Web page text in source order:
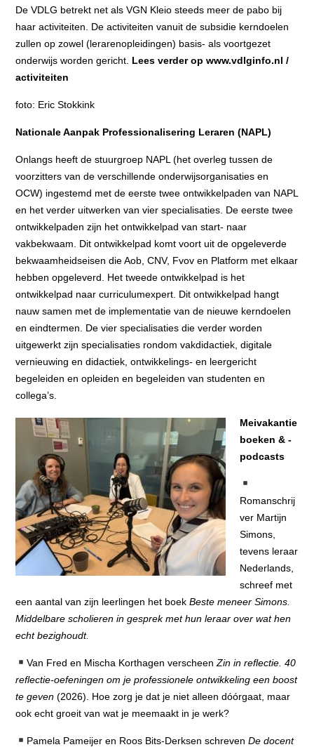
De VDLG betrekt net als VGN Kleio steeds meer de pabo bij
haar activiteiten. De activiteiten vanuit de subsidie kerndoelen
zullen op zowel (lerarenopleidingen) basis- als voortgezet
onderwijs worden gericht. Lees verder op www.vdlginfo.nl /
activiteiten
foto: Eric Stokkink
Nationale Aanpak Professionalisering Leraren (NAPL)
Onlangs heeft de stuurgroep NAPL (het overleg tussen de
voorzitters van de verschillende onderwijsorganisaties en
OCW) ingestemd met de eerste twee ontwikkelpaden van NAPL
en het verder uitwerken van vier specialisaties. De eerste twee
ontwikkelpaden zijn het ontwikkelpad van start- naar
vakbekwaam. Dit ontwikkelpad komt voort uit de opgeleverde
bekwaamheidseisen die Aob, CNV, Fvov en Platform met elkaar
hebben opgeleverd. Het tweede ontwikkelpad is het
ontwikkelpad naar curriculumexpert. Dit ontwikkelpad hangt
nauw samen met de implementatie van de nieuwe kerndoelen
en eindtermen. De vier specialisaties die verder worden
uitgewerkt zijn specialisaties rondom vakdidactiek, digitale
vernieuwing en didactiek, ontwikkelings- en leergericht
begeleiden en opleiden en begeleiden van studenten en
collega’s.
Meivakantie
boeken & -
podcasts
Romanschrij
ver Martijn
Simons,
tevens leraar
Nederlands,
schreef met
een aantal van zijn leerlingen het boekBeste meneer Simons.
Middelbare scholieren in gesprek met hun leraar over wat hen
echt bezighoudt.
Van Fred en Mischa Korthagen verscheenZin in reflectie. 40
reflectie-oefeningen om je professionele ontwikkeling een boost
te geven (2026). Hoe zorg je dat je niet alleen dóórgaat, maar
ook echt groeit van wat je meemaakt in je werk?
Pamela Pameijer en Roos Bits-Derksen schrevenDe docent